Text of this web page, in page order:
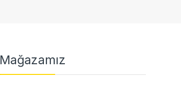
Mağazamız